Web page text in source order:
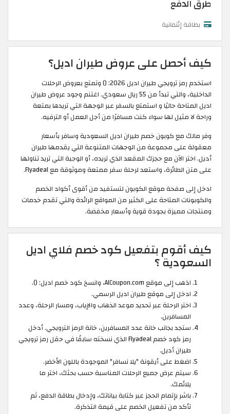
طرق الدفع
بطاقة إئتمانية
كيف أحصل على عروض طيران اديل؟
استخدم رمز ترويجي طيران اديل 2026: (
) وتمتع بعروض الرحلات
الداخلية، والتي تبدأ من 55 ريال سعودي. اغتنم وجود عروض طيران
اديل المتاحة حاليًا و استمتع بالسفر عبر الوجهة التي تريدها بمتعة
وراحة لا مثيل لها سواء كنت مسافرًا من أجل العمل أو الترفيه.
وفر مالك مع كوبون خصم طيران اديل السعودية وسافر بأسعار
معقولة على مجموعة من الوجهات المتنوعة التي يقدمها طيران
أديل. اختر الآن مع حجزك المقعد الذي تريده، أو الوجبة التي تريد تناولها
على متن الطائرة، واستعد لرحلة سفر ممتعة وموثوقة مع Flyadeal.
ادخل إلى صفحة موقع الكوبون لتستفيد من أقوى أكواد الخصم
والكوبونات المتاحة على الكثير من المواقع الرائدة والتي تقدم خدمات
ومنتجات مميزة بجودة قوية وأسعار مخفضة. ​
كيف أقوم بتفعيل كود خصم فلاي اديل
السعودية ؟
اذهب إلى موقع AlCoupon.com، وانسخ كود خصم اديل: (
).
ادخل إلى موقع طيران اديل الرسمي.
اختر الرحلة عبر تحديد موعد الذهاب والإياب، ومسار الرحلة، وعدد
المسافرين.
ستجد بجانب خانة عدد المسافرين، خانة الرمز الترويجي. أدخل
رمز كود خصم Flyadeal الذي نسخته سابقًا في حقل رمز ترويجي
طيران أديل.
اضغط على أيقونة "يلا نسافر" الموجودة باللون الأخضر.
سيتم عرض جميع الرحلات المناسبة حسب بحثك، اختر ما
يلائمك.
باشر بإتمام الحجز عبر كتابة بياناتك، وإدخال بطاقة الدفع، ثم
تأكد من تفعيل الخصم على قيمة التذكرة.